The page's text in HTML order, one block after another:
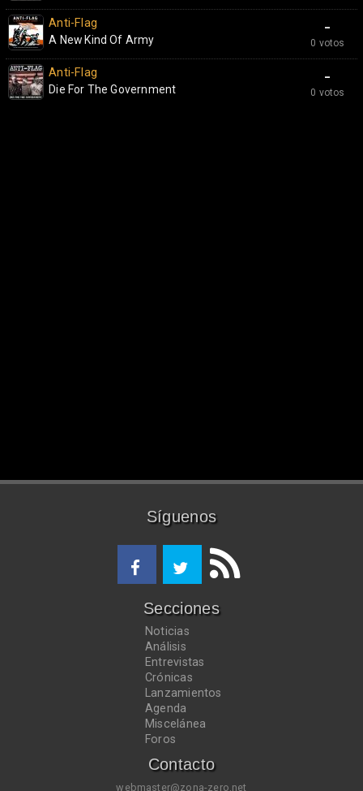
-
0 votos
Anti-Flag
A New Kind Of Army
-
0 votos
Anti-Flag
Die For The Government
Síguenos
Secciones
Noticias
Análisis
Entrevistas
Crónicas
Lanzamientos
Agenda
Miscelánea
Foros
Contacto
webmaster@zona-zero.net